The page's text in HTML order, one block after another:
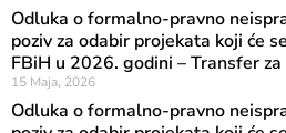
Odluka o formalno-pravno
poziv za odabir projekata koji će
FBiH u 2026. godini – Transfer
15 Maja, 2026
Odluka o formalno-pravno